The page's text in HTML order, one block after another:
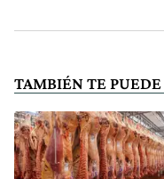
TAMBIÉN TE PUEDE